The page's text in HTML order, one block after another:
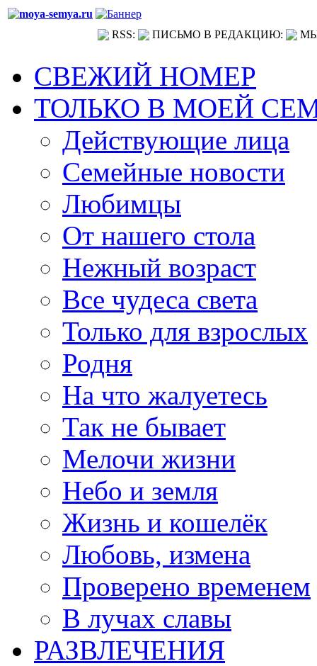
RSS: ПИСЬМО В РЕДАКЦИЮ:
СВЕЖИЙ НОМЕР
ТОЛЬКО В МОЕЙ
Действующие лица
Семейные новости
Любимцы
От нашего стола
Нежный возраст
Все чудеса света
Только для взрослых
Родня
На что жалуетесь
Так не бывает
Мелочи жизни
Небо и земля
Жизнь и кошелёк
Любовь, измена
Проверено временем
В лучах славы
РАЗВЛЕЧЕНИЯ